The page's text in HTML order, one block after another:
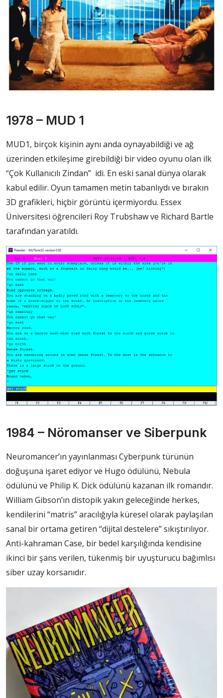
1978 – MUD 1
MUD1, birçok kişinin aynı anda oynayabildiği ve ağ
üzerinden etkileşime girebildiği bir video oyunu olan ilk
“Çok Kullanıcılı Zindan” idi. En eski sanal dünya olarak
kabul edilir. Oyun tamamen metin tabanlıydı ve bırakın
3D grafikleri, hiçbir görüntü içermiyordu. Essex
Üniversitesi öğrencileri Roy Trubshaw ve Richard Bartle
tarafından yaratıldı.
1984 – Nöromanser ve Siberpunk
Neuromancer’ın yayınlanması Cyberpunk türünün
doğuşuna işaret ediyor ve Hugo ödülünü, Nebula
ödülünü ve Philip K. Dick ödülünü kazanan ilk romandır.
William Gibson’ın distopik yakın geleceğinde herkes,
kendilerini “matris” aracılığıyla küresel olarak paylaşılan
sanal bir ortama getiren “dijital destelere” sıkıştırılıyor.
Anti-kahraman Case, bir bedel karşılığında kendisine
ikinci bir şans verilen, tükenmiş bir uyuşturucu bağımlısı
siber uzay korsanıdır.